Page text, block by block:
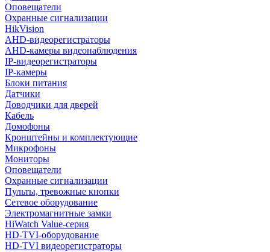
Оповещатели
Охранные сигнализации
HikVision
AHD-видеорегистраторы
AHD-камеры видеонаблюдения
IP-видеорегистраторы
IP-камеры
Блоки питания
Датчики
Доводчики для дверей
Кабель
Домофоны
Кронштейны и комплектующие
Микрофоны
Мониторы
Оповещатели
Охранные сигнализации
Пульты, тревожные кнопки
Сетевое оборудование
Электромагнитные замки
HiWatch Value-серия
HD-TVI-оборудование
HD-TVI видеорегистраторы